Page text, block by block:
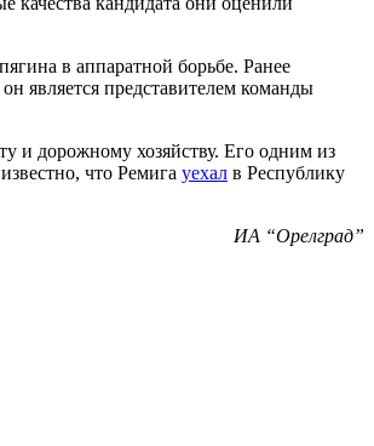
в аппаратной борьбе. Ранее
является представителем команды
и дорожному хозяйству. Его одним из
что Ремига уехал в Республику
ИА “Орелград”